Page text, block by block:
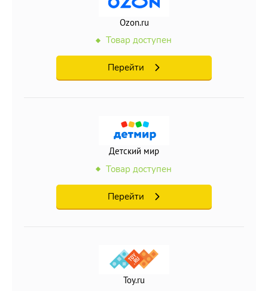
Ozon.ru
Товар доступен
Перейти
Детский мир
Товар доступен
Перейти
Toy.ru